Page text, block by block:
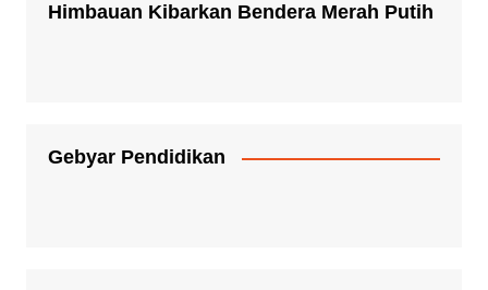
Himbauan Kibarkan Bendera Merah Putih
Gebyar Pendidikan